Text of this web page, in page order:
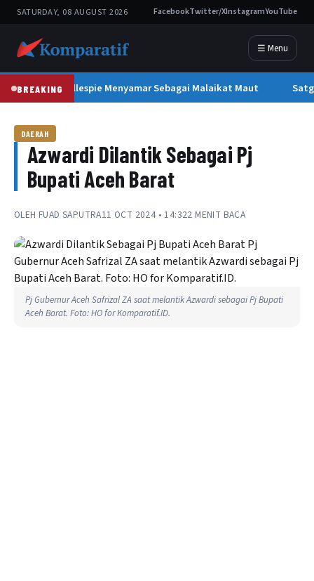
SATURDAY, 08 AUGUST 2026 FacebookTwitter/XInstagramYouTube
☰ Menu
BREAKING
Leon Gillespie Menyamar Sebagai Malaikat Maut
DAERAH
Azwardi Dilantik Sebagai Pj
Bupati Aceh Barat
OLEH FUAD SAPUTRA11 OCT 2024 • 14:322 MENIT BACA
Pj Gubernur Aceh Safrizal ZA saat melantik Azwardi sebagai Pj Bupati
Aceh Barat. Foto: HO for Komparatif.ID.